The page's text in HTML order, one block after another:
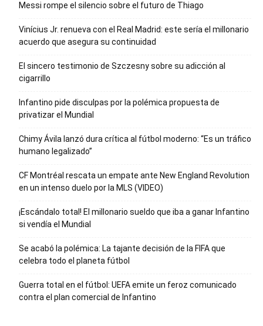
Messi rompe el silencio sobre el futuro de Thiago
Vinícius Jr. renueva con el Real Madrid: este sería el millonario
acuerdo que asegura su continuidad
El sincero testimonio de Szczesny sobre su adicción al
cigarrillo
Infantino pide disculpas por la polémica propuesta de
privatizar el Mundial
Chimy Ávila lanzó dura crítica al fútbol moderno: “Es un tráfico
humano legalizado”
CF Montréal rescata un empate ante New England Revolution
en un intenso duelo por la MLS (VIDEO)
¡Escándalo total! El millonario sueldo que iba a ganar Infantino
si vendía el Mundial
Se acabó la polémica: La tajante decisión de la FIFA que
celebra todo el planeta fútbol
Guerra total en el fútbol: UEFA emite un feroz comunicado
contra el plan comercial de Infantino